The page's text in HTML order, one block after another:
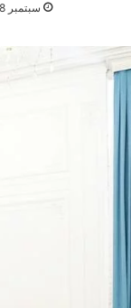
سبتمبر 18, 2024